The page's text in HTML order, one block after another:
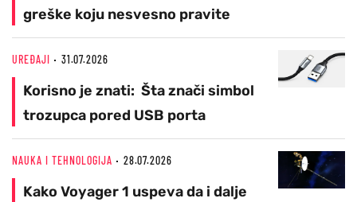
greške koju nesvesno pravite
UREĐAJI 31.07.2026
Korisno je znati: Šta znači simbol
trozupca pored USB porta
NAUKA I TEHNOLOGIJA 28.07.2026
Kako Voyager 1 uspeva da i dalje